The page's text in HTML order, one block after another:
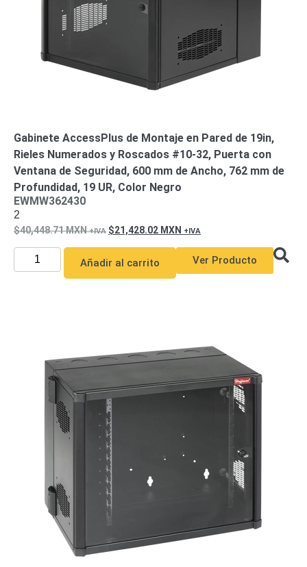
Mobiliario
AccesoriosMobiliario
de
Apoyo
/
Videowall
Descargas
Corriente
Alterna Corriente
Directa
Servidores
Almacenamiento
AccesoriosDiscos
Mecánicos
SDServidores
de
AplicaciónUnidades
de Estado
Sólido
VMS y
Analíticas
EPCOM
CloudHIKVISION
Videograbadoras
Móviles,
Gabinete AccessPlus de Montaje en Pared de 19in,
Rieles Numerados y Roscados #10-32, Puerta con
Ventana de Seguridad, 600 mm de Ancho, 762 mm de
Profundidad, 19 UR, Color Negro
EWMW362430
2
40,448.71MXN 21,428.02 MXN
Añadir al carrito Ver Producto